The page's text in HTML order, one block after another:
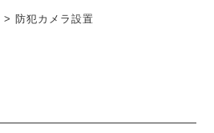
> 防犯カメラ設置